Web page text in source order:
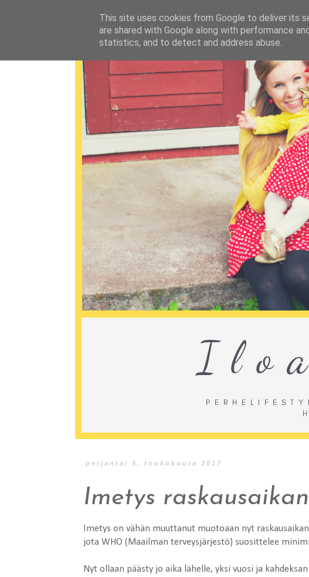
perjantai 5. toukokuuta 2017
Imetys
Imetys on vähän muuttanut muotoaan nyt
jota WHO (Maailman terveysjärjestö) suosittelee
Nyt ollaan päästy jo aika lähelle, yksi vuosi ja
This site uses cookies from Google to deliver its
are shared with Google along with performance
statistics, and to detect and address abuse.